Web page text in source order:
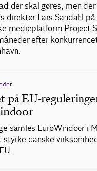
der skal gøres, men
direktør Lars Sandahl
medieplatform Project
efter
EU-
samles EuroWindoor i
styrke danske